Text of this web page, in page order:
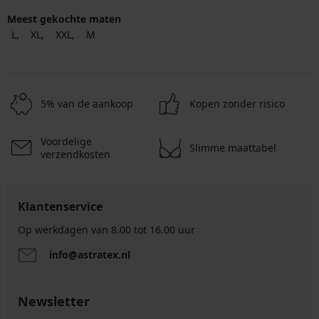
Meest gekochte maten
L
XL XXL M
5% van de aankoop Kopen zonder risico
Voordelige
verzendkosten
Slimme maattabel
Klantenservice
Op werkdagen van 8.00 tot 16.00 uur
info@astratex.nl
Newsletter